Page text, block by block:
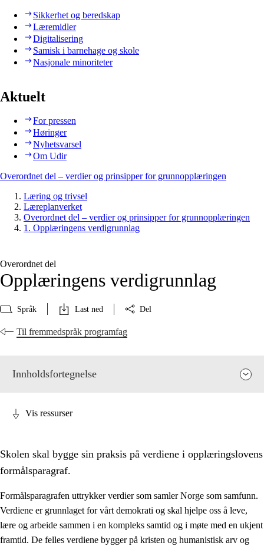
Sikkerhet og beredskap
Læremidler
Digitalisering
Samisk i barnehage og skole
Nasjonale minoriteter
Aktuelt
For pressen
Høringer
Nyhetsvarsel
Om Udir
Overordnet del – verdier og prinsipper for grunnopplæringen
Læring og trivsel
Læreplanverket
Overordnet del – verdier og prinsipper for grunnopplæringen
1. Opplæringens verdigrunnlag
Overordnet del
Opplæringens verdigrunnlag
Språk Last ned Del
Til fremmedspråk programfag
Innholdsfortegnelse
1. Opplæringens verdigrunnlag
Vis ressurser
Skolen skal bygge sin praksis på verdiene i opplæringslovens
formålsparagraf.
Formålsparagrafen uttrykker verdier som samler Norge som samfunn.
Verdiene er grunnlaget for vårt demokrati og skal hjelpe oss å leve,
lære og arbeide sammen i en kompleks samtid og i møte med en ukjent
framtid. De felles verdiene bygger på kristen og humanistisk arv og